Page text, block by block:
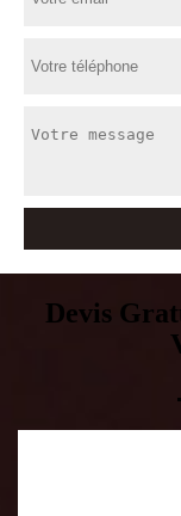
Devis